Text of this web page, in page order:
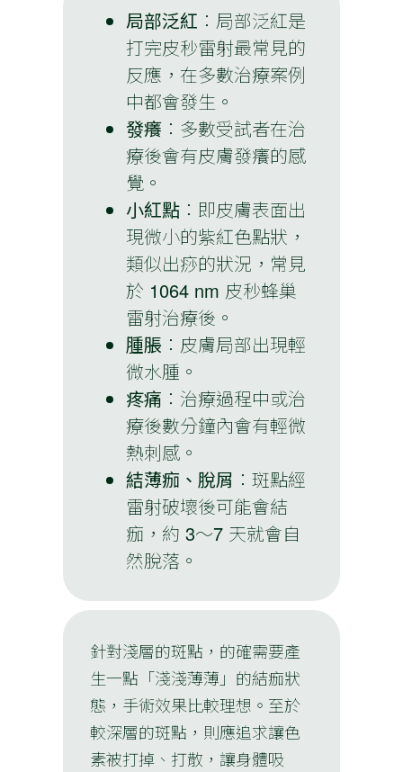
局部泛紅 ：局部泛紅是
打完皮秒雷射最常見的
反應，在多數治療案例
中都會發生。
發癢 ：多數受試者在治
療後會有皮膚發癢的感
覺。
小紅點 ：即皮膚表面出
現微小的紫紅色點狀，
類似出痧的狀況，常見
於 1064 nm 皮秒蜂巢
雷射治療後。
腫脹 ：皮膚局部出現輕
微水腫。
疼痛 ：治療過程中或治
療後數分鐘內會有輕微
熱刺感。
結薄痂、脫屑 ：斑點經
雷射破壞後可能會結
痂，約 3～7 天就會自
然脫落。
針對淺層的斑點，的確需要產
生一點「淺淺薄薄」的結痂狀
態，手術效果比較理想。至於
較深層的斑點，則應追求讓色
素被打掉、打散，讓身體吸